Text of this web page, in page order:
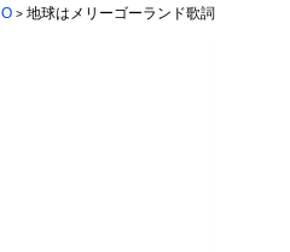
地球はメリーゴーランド歌詞